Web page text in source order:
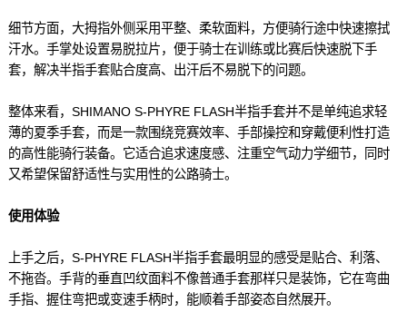
细节方面，大拇指外侧采用平整、柔软面料，方便骑行途中快速擦拭
汗水。手掌处设置易脱拉片，便于骑士在训练或比赛后快速脱下手
套，解决半指手套贴合度高、出汗后不易脱下的问题。
整体来看，SHIMANO S-PHYRE FLASH半指手套并不是单纯追求轻
薄的夏季手套，而是一款围绕竞赛效率、手部操控和穿戴便利性打造
的高性能骑行装备。它适合追求速度感、注重空气动力学细节，同时
又希望保留舒适性与实用性的公路骑士。
使用体验
上手之后，S-PHYRE FLASH半指手套最明显的感受是贴合、利落、
不拖沓。手背的垂直凹纹面料不像普通手套那样只是装饰，它在弯曲
手指、握住弯把或变速手柄时，能顺着手部姿态自然展开。